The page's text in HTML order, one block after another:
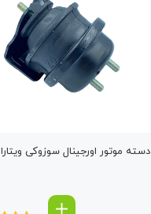
دسته موتور اورجینال سوزوکی ویتارا 2400